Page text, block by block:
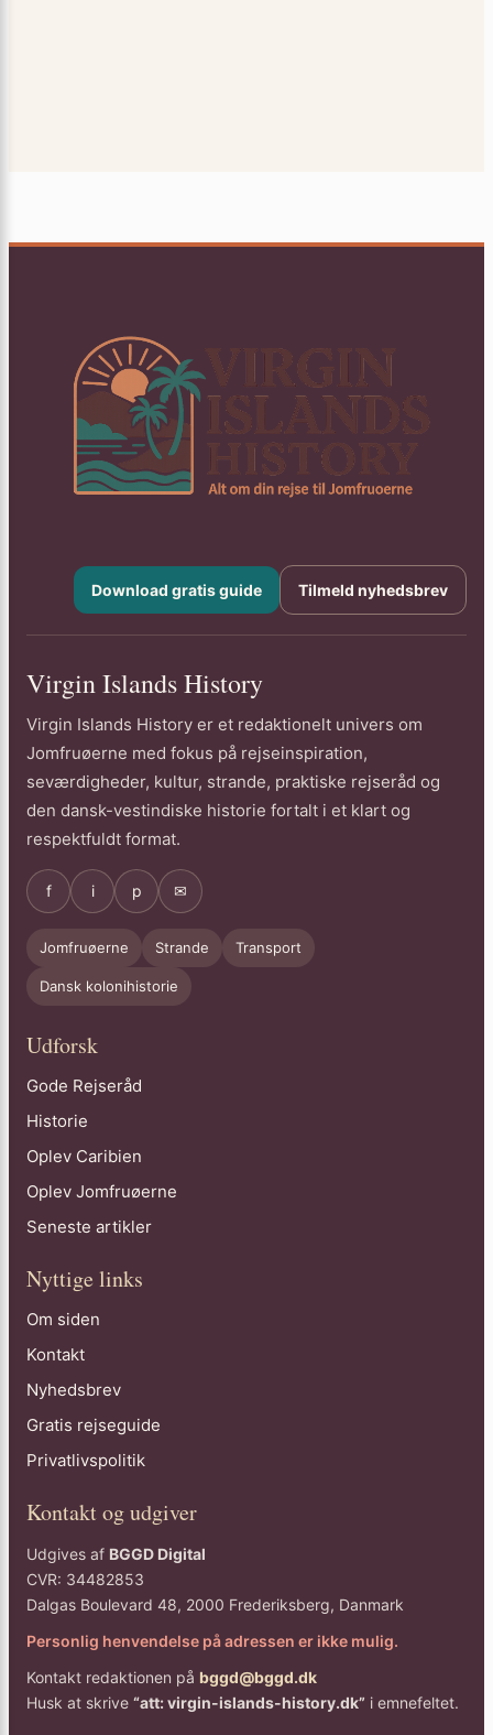
Download gratis guide Tilmeld nyhedsbrev
Virgin Islands History
Virgin Islands History er et redaktionelt univers om
Jomfruøerne med fokus på rejseinspiration,
seværdigheder, kultur, strande, praktiske rejseråd og
den dansk-vestindiske historie fortalt i et klart og
respektfuldt format.
f i p ✉
Jomfruøerne Strande Transport
Dansk kolonihistorie
Udforsk
Gode Rejseråd
Historie
Oplev Caribien
Oplev Jomfruøerne
Seneste artikler
Nyttige links
Om siden
Kontakt
Nyhedsbrev
Gratis rejseguide
Privatlivspolitik
Kontakt og udgiver
Udgives af BGGD Digital
CVR: 34482853
Dalgas Boulevard 48, 2000 Frederiksberg, Danmark
Personlig henvendelse på adressen er ikke mulig.
Kontakt redaktionen på bggd@bggd.dk
Husk at skrive “att: virgin-islands-history.dk” i emnefeltet.